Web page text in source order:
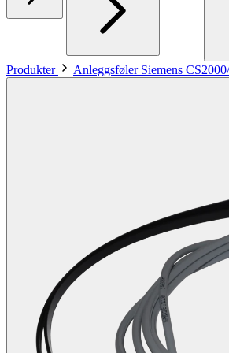
Produkter Anleggsføler Siemens